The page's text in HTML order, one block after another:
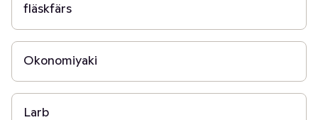
fläskfärs
30 min
Okonomiyaki
30 min
Larb